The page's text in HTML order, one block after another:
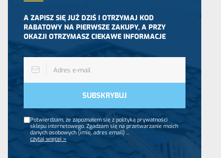
A ZAPISZ SIĘ JUŻ DZIŚ I OTRZYMAJ KOD
RABATOWY NA PIERWSZE ZAKUPY, A PRZY
OKAZJI OTRZYMASZ CIEKAWE INFORMACJE
Potwierdzam, że zapoznałem się z polityką prywatności
sklepu internetowego. Zgadzam się na przetwarzanie moich
danych osobowych (imię, adres email) ...
czytaj więcej »